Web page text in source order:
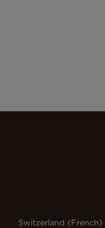
Switzerland (French)